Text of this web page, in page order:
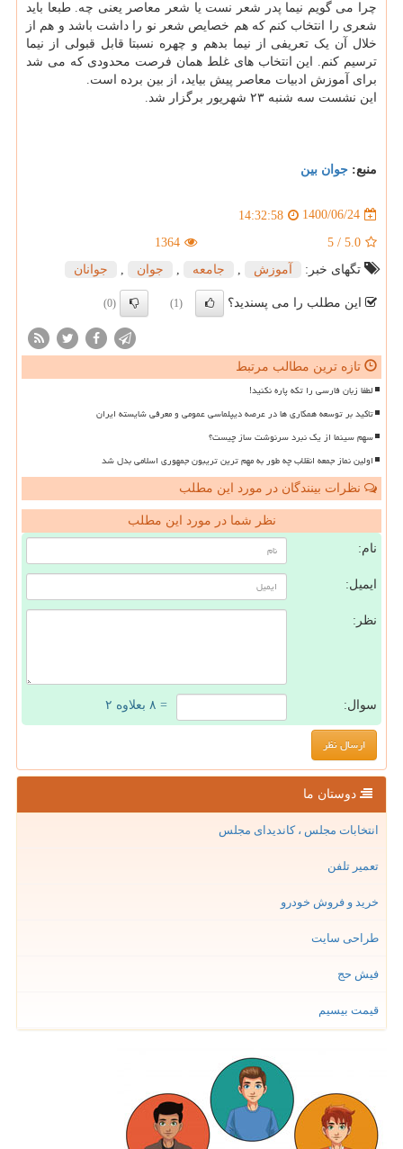
چرا می گویم نیما پدر شعر نست یا شعر معاصر یعنی چه. طبعا باید
شعری را انتخاب کنم که هم خصایص شعر نو را داشت باشد و هم از
خلال آن یک تعریفی از نیما بدهم و چهره نسبتا قابل قبولی از نیما
ترسیم کنم. این انتخاب های غلط همان فرصت محدودی که می شد
برای آموزش ادبیات معاصر پیش بیاید، از بین برده است.
این نشست سه شنبه ۲۳ شهریور برگزار شد.
منبع: جوان بین
1400/06/24
14:32:58
5.0
/
5
1364
تگهای خبر:
آموزش جامعه جوان جوانان
این مطلب را می پسندید؟ (1)
(0)
تازه ترین مطالب مرتبط
لطفا زبان فارسی را تکه پاره نکنید!
تاکید بر توسعه همکاری ها در عرصه دیپلماسی عمومی و معرفی شایسته ایران
سهم سینما از یک نبرد سرنوشت ساز چیست؟
اولین نماز جمعه انقلاب چه طور به مهم ترین تریبون جمهوری اسلامی بدل شد
نظرات بینندگان در مورد این مطلب
نظر شما در مورد این مطلب
نام:
ایمیل:
نظر:
سوال: = ۸ بعلاوه ۲
دوستان ما
انتخابات مجلس ، کاندیدای مجلس
تعمیر تلفن
خرید و فروش خودرو
طراحی سایت
فیش حج
قیمت بیسیم